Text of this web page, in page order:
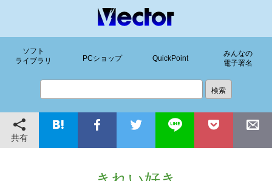
ソフト
ライブラリ
PCショップ QuickPoint
みんなの
電子署名
共有